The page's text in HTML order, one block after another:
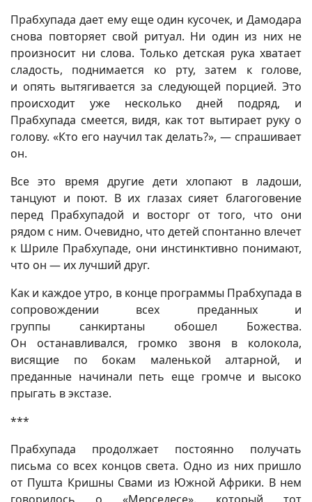
Прабхупада дает ему еще один кусочек, и Дамодара
снова повторяет свой ритуал. Ни один из них не
произносит ни слова. Только детская рука хватает
сладость, поднимается ко рту, затем к голове,
и опять вытягивается за следующей порцией. Это
происходит уже несколько дней подряд, и
Прабхупада смеется, видя, как тот вытирает руку о
голову. «Кто его научил так делать?», — спрашивает
он.
Все это время другие дети хлопают в ладоши,
танцуют и поют. В их глазах сияет благоговение
перед Прабхупадой и восторг от того, что они
рядом с ним. Очевидно, что детей спонтанно влечет
к Шриле Прабхупаде, они инстинктивно понимают,
что он — их лучший друг.
Как и каждое утро, в конце программы Прабхупада в
сопровождении всех преданных и
группы санкиртаны обошел Божества.
Он останавливался, громко звоня в колокола,
висящие по бокам маленькой алтарной, и
преданные начинали петь еще громче и высоко
прыгать в экстазе.
***
Прабхупада продолжает постоянно получать
письма со всех концов света. Одно из них пришло
от Пушта Кришны Свами из Южной Африки. В нем